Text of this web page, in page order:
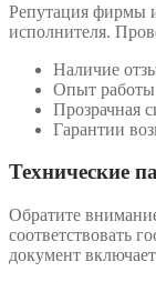
Репутация фирмы
исполнителя.
Наличие
Опыт работы
Прозрачная
Гарантии
Технические
Обратите
соответствовать
документ